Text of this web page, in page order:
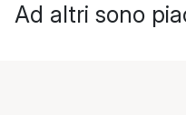
Ad altri sono